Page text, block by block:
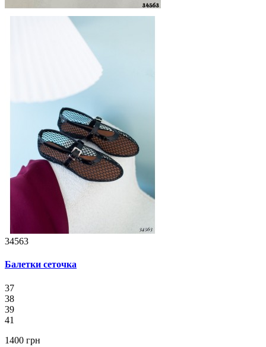
34563
Балетки сеточка
37
38
39
41
1400 грн